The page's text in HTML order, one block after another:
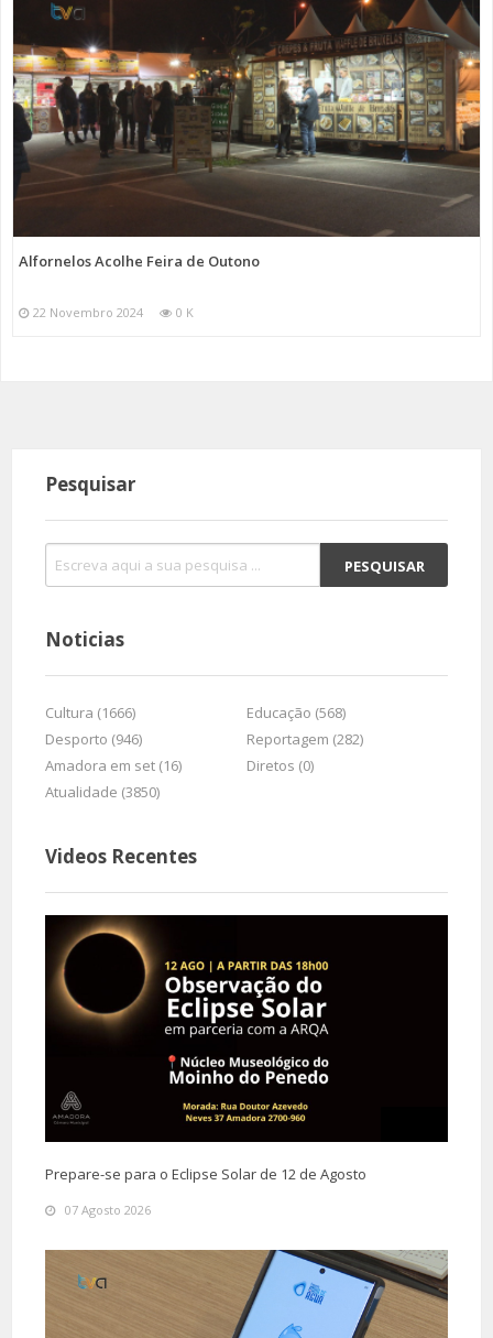
Alfornelos Acolhe Feira de Outono
22 Novembro 2024 0 K
Pesquisar
Noticias
Cultura (1666)
Educação (568)
Desporto (946)
Reportagem (282)
Amadora em set (16)
Diretos (0)
Atualidade (3850)
Videos Recentes
Prepare-se para o Eclipse Solar de 12 de Agosto
07 Agosto 2026